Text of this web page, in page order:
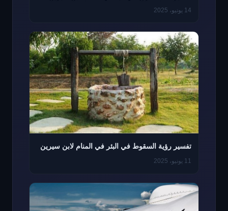
14 يونيو، 2025
تفسير رؤية السقوط في البئر في المنام لابن سيرين
11 يونيو، 2025